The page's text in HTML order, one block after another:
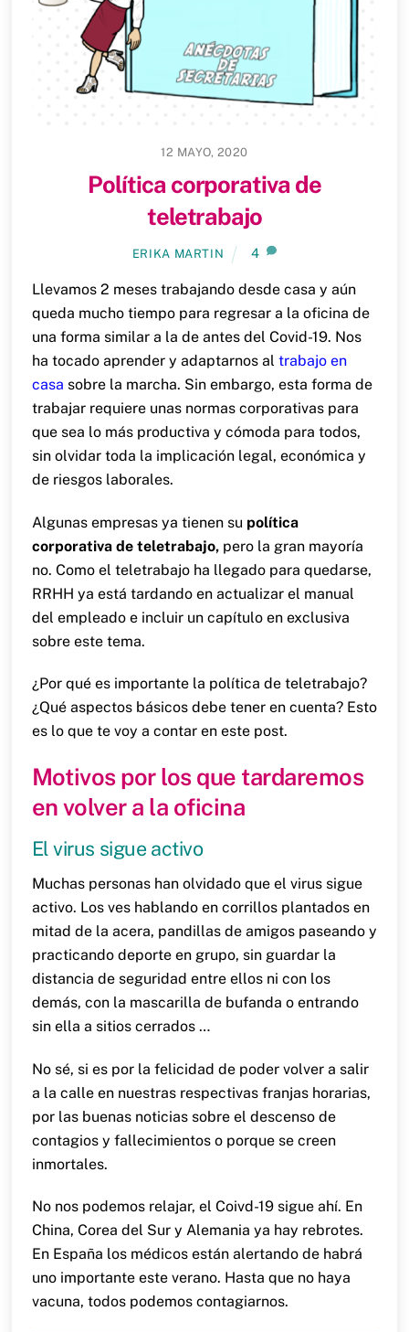
12 MAYO, 2020
Política corporativa de
teletrabajo
ERIKA MARTIN 4
Llevamos 2 meses trabajando desde casa y aún
queda mucho tiempo para regresar a la oficina de
una forma similar a la de antes del Covid-19. Nos
ha tocado aprender y adaptarnos al trabajo en
casa sobre la marcha. Sin embargo, esta forma de
trabajar requiere unas normas corporativas para
que sea lo más productiva y cómoda para todos,
sin olvidar toda la implicación legal, económica y
de riesgos laborales.
Algunas empresas ya tienen su política
corporativa de teletrabajo,pero la gran mayoría
no. Como el teletrabajo ha llegado para quedarse,
RRHH ya está tardando en actualizar el manual
del empleado e incluir un capítulo en exclusiva
sobre este tema.
¿Por qué es importante la política de teletrabajo?
¿Qué aspectos básicos debe tener en cuenta? Esto
es lo que te voy a contar en este post.
Motivos por los que tardaremos
en volver a la oficina
El virus sigue activo
Muchas personas han olvidado que el virus sigue
activo. Los ves hablando en corrillos plantados en
mitad de la acera, pandillas de amigos paseando y
practicando deporte en grupo, sin guardar la
distancia de seguridad entre ellos ni con los
demás, con la mascarilla de bufanda o entrando
sin ella a sitios cerrados …
No sé, si es por la felicidad de poder volver a salir
a la calle en nuestras respectivas franjas horarias,
por las buenas noticias sobre el descenso de
contagios y fallecimientos o porque se creen
inmortales.
No nos podemos relajar, el Coivd-19 sigue ahí. En
China, Corea del Sur y Alemania ya hay rebrotes.
En España los médicos están alertando de habrá
uno importante este verano. Hasta que no haya
vacuna, todos podemos contagiarnos.